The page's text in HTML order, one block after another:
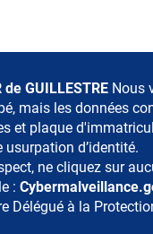
GUILLESTRE Nous
mais les données
et plaque
d’identité.
ne cliquez sur
:
Délégué à la